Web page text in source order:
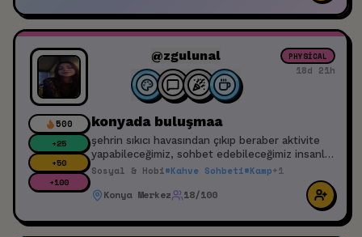
500
+25
+50
+100
@zgulunal PHYSICAL
18d 21h
konyada buluşmaa
şehrin sıkıcı havasından çıkıp beraber aktivite
yapabileceğimiz, sohbet edebileceğimiz insanlar
arıyorum. uygulamada konyadan etkinlik
Sosyal & Hobi#Kahve Sohbeti#Kamp+1
Konya Merkez 18/100